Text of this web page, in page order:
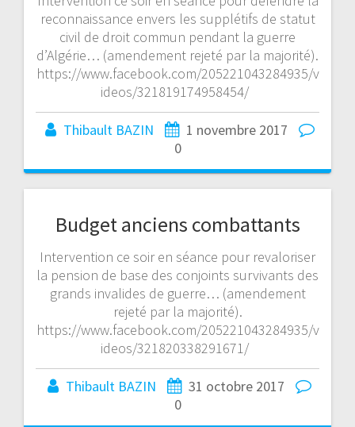
reconnaissance envers les supplétifs de statut
civil de droit commun pendant la guerre
d’Algérie… (amendement rejeté par la majorité).
https://www.facebook.com/205221043284935/v
ideos/321819174958454/
Thibault BAZIN
1 novembre 2017
0
Budget anciens combattants
Intervention ce soir en séance pour revaloriser
la pension de base des conjoints survivants des
grands invalides de guerre… (amendement
rejeté par la majorité).
https://www.facebook.com/205221043284935/v
ideos/321820338291671/
Thibault BAZIN
31 octobre 2017
0